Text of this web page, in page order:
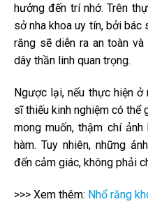
hưởng đến trí nhớ. Trên
sở nha khoa uy tín, bởi bác
răng sẽ diễn ra an toàn
dây thần linh quan trọng.
Ngược lại, nếu thực hiện
sĩ thiếu kinh nghiệm có thể
mong muốn, thậm chí
hàm. Tuy nhiên, những
đến cảm giác, không phải
>>> Xem thêm: Nhổ răng